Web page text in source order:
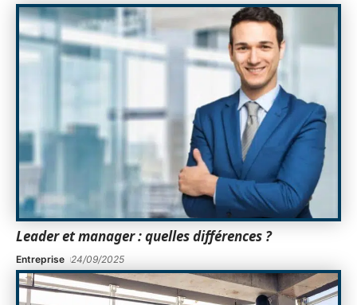
Leader et manager : quelles différences ?
Entreprise 24/09/2025